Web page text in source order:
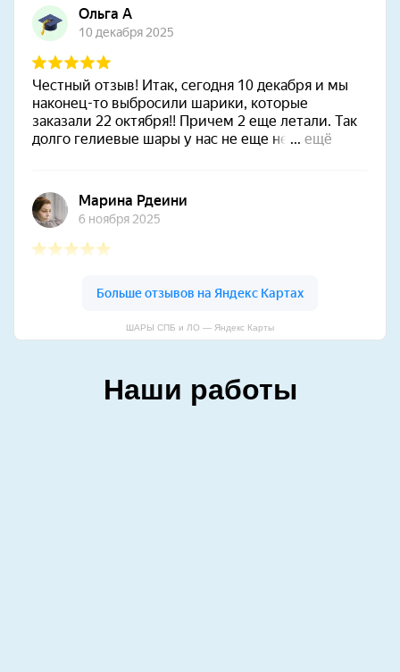
ШАРЫ СПБ и ЛО — Яндекс Карты
Наши работы